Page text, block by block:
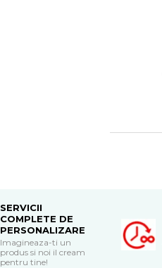
SERVICII
COMPLETE DE
PERSONALIZARE
Imagineaza-ti un
produs si noi il cream
pentru tine!